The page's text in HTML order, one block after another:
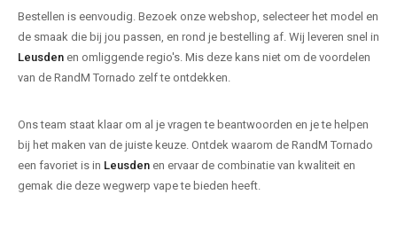
Bestellen is eenvoudig. Bezoek onze webshop, selecteer het model en
de smaak die bij jou passen, en rond je bestelling af. Wij leveren snel in
Leusden en omliggende regio's. Mis deze kans niet om de voordelen
van de RandM Tornado zelf te ontdekken.
Ons team staat klaar om al je vragen te beantwoorden en je te helpen
bij het maken van de juiste keuze. Ontdek waarom de RandM Tornado
een favoriet is in Leusden en ervaar de combinatie van kwaliteit en
gemak die deze wegwerp vape te bieden heeft.